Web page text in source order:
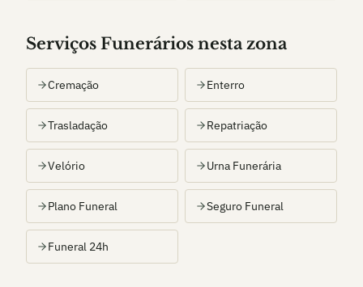
Serviços Funerários nesta zona
Cremação Enterro
Trasladação Repatriação
Velório Urna Funerária
Plano Funeral Seguro Funeral
Funeral 24h